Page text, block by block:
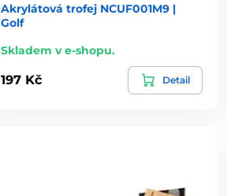
Akrylátová trofej NCUF001M9 |
Golf
Skladem v e-shopu.
197 Kč Detail